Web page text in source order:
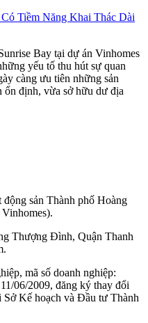
Tiềm Năng Khai Thác Dài
Bay tại dự án Vinhomes
yếu tố thu hút sự quan
càng ưu tiên những sản
ổn định, vừa sở hữu dư địa
sản Thành phố Hoàng
Thượng Đình, Quận Thanh
mã số doanh nghiệp:
06/2009, đăng ký thay đổi
Sở Kế hoạch và Đầu tư Thành